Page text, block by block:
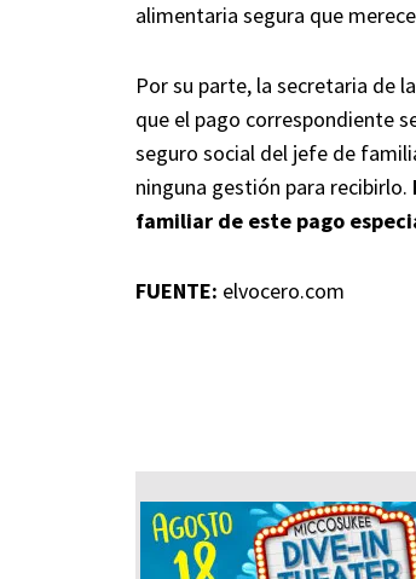
alimentaria segura que
Por su parte, la secretaria de
que el pago correspondiente
seguro social del jefe de
ninguna gestión para recibirlo.
familiar de este pago
FUENTE: elvocero.com